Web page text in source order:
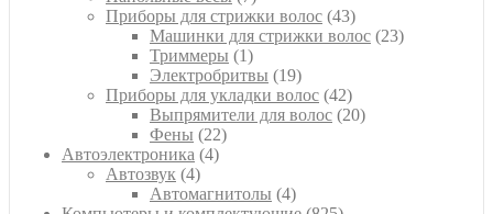
товаров
Приборы для стрижки волос 4343
товара
Машинки для стрижки волос 2323
Триммеры 11
товар
Электробритвы 1919
товаров
Приборы для укладки волос 4242
товара
Выпрямители для волос 2020
Фены 2222
Автоэлектроника 44
Автозвук 44
товара
Автомагнитолы 44